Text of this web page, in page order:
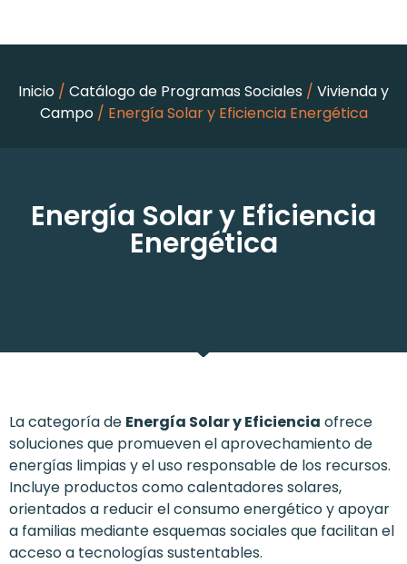
Inicio / Catálogo de Programas Sociales / Vivienda y
Campo/ Energía Solar y Eficiencia Energética
Energía Solar y Eficiencia
Energética
La categoría de Energía Solar y Eficiencia ofrece
soluciones que promueven el aprovechamiento de
energías limpias y el uso responsable de los recursos.
Incluye productos como calentadores solares,
orientados a reducir el consumo energético y apoyar
a familias mediante esquemas sociales que facilitan el
acceso a tecnologías sustentables.